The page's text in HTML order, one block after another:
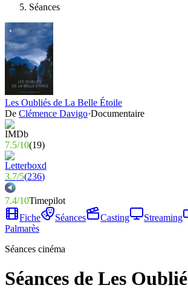
Séances
Les Oubliés de La Belle Étoile
De Clémence Davigo·Documentaire
7.5/10(19)
3.7/5(236)
7.4/10Timepilot
Fiche
Séances Casting Streaming
Palmarès
Séances cinéma
Séances de Les